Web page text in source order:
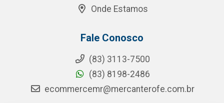
Onde Estamos
Fale Conosco
(83) 3113-7500
(83) 8198-2486
ecommercemr@mercanterofe.com.br